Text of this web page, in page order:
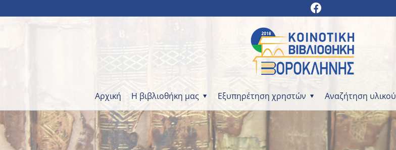
Αρχική Η βιβλιοθήκη μας Εξυπηρέτηση χρηστών Αναζήτηση υλικού